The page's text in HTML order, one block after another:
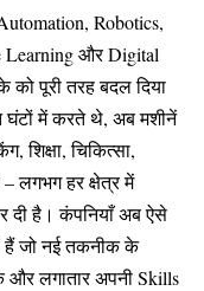
Robotics,
Learning और Digital
को पूरी तरह बदल दिया
घंटों में करते थे, अब मशीनें
शिक्षा, चिकित्सा,
– लगभग हर क्षेत्र में
दी है। कंपनियाँ अब ऐसे
हैं जो नई तकनीक के
लगातार अपनी Skills